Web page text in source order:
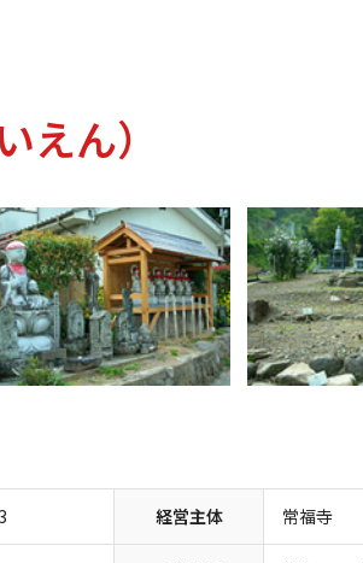
えん）
経営主体 常福寺